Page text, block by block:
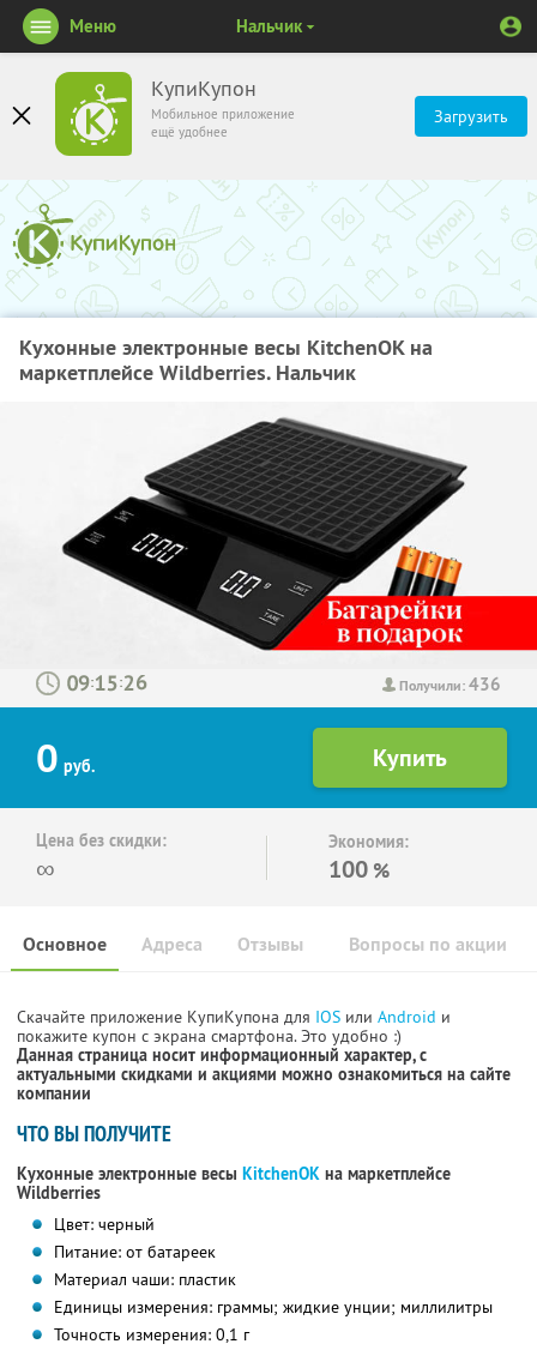
КупиКупон
Мобильное приложение
ещё удобнее
Загрузить
Меню Нальчик
Кухонные электронные весы KitchenOK на
маркетплейсе Wildberries. Нальчик
Получили:436
: :
0 руб.
Цена без скидки:
∞
Экономия:
100 %
Основное Отзывы Вопросы по акции
Адреса
Скачайте приложение КупиКупона для IOS или Android и
покажите купон с экрана смартфона. Это удобно :)
Данная страница носит информационный характер, с
актуальными скидками и акциями можно ознакомиться на сайте
компании
ЧТО ВЫ ПОЛУЧИТЕ
Кухонные электронные весы KitchenOK на маркетплейсе
Wildberries
Цвет: черный
Питание: от батареек
Материал чаши: пластик
Единицы измерения: граммы; жидкие унции; миллилитры
Точность измерения: 0,1 г